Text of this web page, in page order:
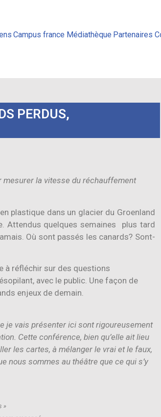
Campus france Médiathèque Partenaires
PERDUS,
mesurer la vitesse du réchauffement
plastique dans un glacier du Groenland
Attendus quelques semaines plus tard
Où sont passés les canards? Sont-
à réfléchir sur des questions
avec le public. Une façon de
enjeux de demain.
je vais présenter ici sont rigoureusement
Cette conférence, bien qu’elle ait lieu
les cartes, à mélanger le vrai et le faux,
nous sommes au théâtre que ce qui s’y
»